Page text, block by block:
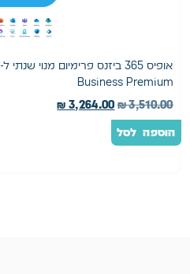
Business Premium
₪3,510.00
₪ 3,264.00
הוספה לסל